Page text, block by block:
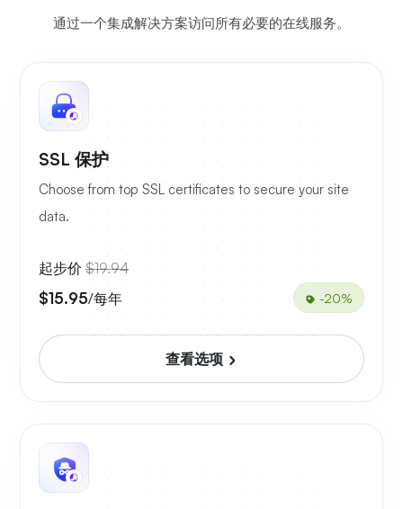
通过一个集成解决方案访问所有必要的在线服务。
SSL 保护
Choose from top SSL certificates to secure your site
data.
起步价 $19.94
$15.95/每年 -20%
查看选项